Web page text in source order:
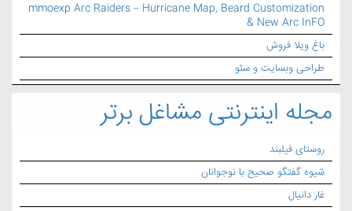
mmoexp Arc Raiders – Hurricane Map, Beard Customization
& New Arc InFO
باغ ویلا فروش
طراحی وبسایت و سئو
مجله اینترنتی مشاغل برتر
روستای فیلبند
شیوه گفتگو صحیح با نوجوانان
غار دانیال